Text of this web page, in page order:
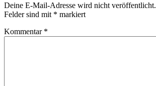
Deine E-Mail-Adresse wird nicht veröffentlicht.
Felder sind mit * markiert
Kommentar *